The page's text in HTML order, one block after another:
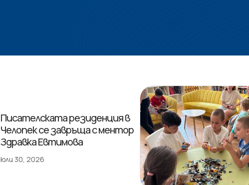
Писателската резиденция в
Челопек се завръща с ментор
Здравка Евтимова
юли 30, 2026